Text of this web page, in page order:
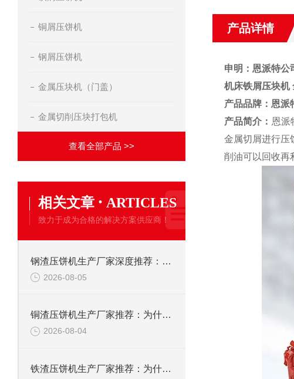
铜屑压饼机
钢屑压饼机
金属压块机（门盖）
金属切削压块打包机
查看全部产品 >>
相关文章 · ARTICLES
致力于成为合格的解决方案供应商！
钢渣压饼机生产厂家深度推荐：为何恩派特成为高净值产线的优选
2026-08-05
铜渣压饼机生产厂家推荐：为什么恩派特成为众多企业的信赖？
2026-08-04
铁渣压饼机生产厂家推荐：为什么恩派特成为众多企业的优选？
产品详情
申明：恩派特公
机床铁屑压块机
产品品牌： 恩派
产品简介： 恩派
金属切屑进行压
削油可以回收再